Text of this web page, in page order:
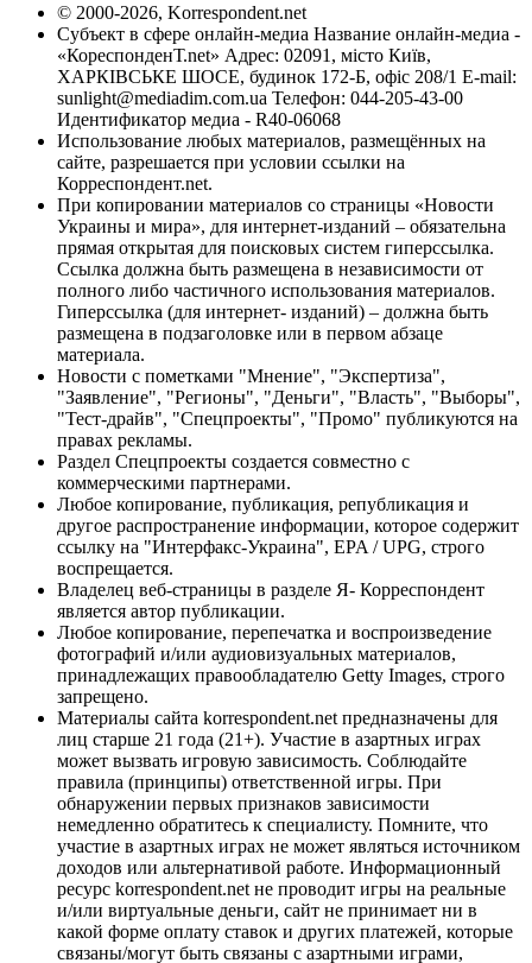
© 2000-2026, Korrespondent.net
Субъект в сфере онлайн-медиа Название онлайн-медиа -
«КореспонденТ.net» Адрес: 02091, місто Київ,
ХАРКІВСЬКЕ ШОСЕ, будинок 172-Б, офіс 208/1 E-mail:
sunlight@mediadim.com.ua Телефон: 044-205-43-00
Идентификатор медиа - R40-06068
Использование любых материалов, размещённых на
сайте, разрешается при условии ссылки на
Корреспондент.net.
При копировании материалов со страницы «Новости
Украины и мира», для интернет-изданий – обязательна
прямая открытая для поисковых систем гиперссылка.
Ссылка должна быть размещена в независимости от
полного либо частичного использования материалов.
Гиперссылка (для интернет- изданий) – должна быть
размещена в подзаголовке или в первом абзаце
материала.
Новости с пометками "Мнение", "Экспертиза",
"Заявление", "Регионы", "Деньги", "Власть", "Выборы",
"Тест-драйв", "Спецпроекты", "Промо" публикуются на
правах рекламы.
Раздел Спецпроекты создается совместно с
коммерческими партнерами.
Любое копирование, публикация, републикация и
другое распространение информации, которое содержит
ссылку на "Интерфакс-Украина", EPA / UPG, строго
воспрещается.
Владелец веб-страницы в разделе Я- Корреспондент
является автор публикации.
Любое копирование, перепечатка и воспроизведение
фотографий и/или аудиовизуальных материалов,
принадлежащих правообладателю Getty Images, строго
запрещено.
Материалы сайта korrespondent.net предназначены для
лиц старше 21 года (21+). Участие в азартных играх
может вызвать игровую зависимость. Соблюдайте
правила (принципы) ответственной игры. При
обнаружении первых признаков зависимости
немедленно обратитесь к специалисту. Помните, что
участие в азартных играх не может являться источником
доходов или альтернативой работе. Информационный
ресурс korrespondent.net не проводит игры на реальные
и/или виртуальные деньги, сайт не принимает ни в
какой форме оплату ставок и других платежей, которые
связаны/могут быть связаны с азартными играми,